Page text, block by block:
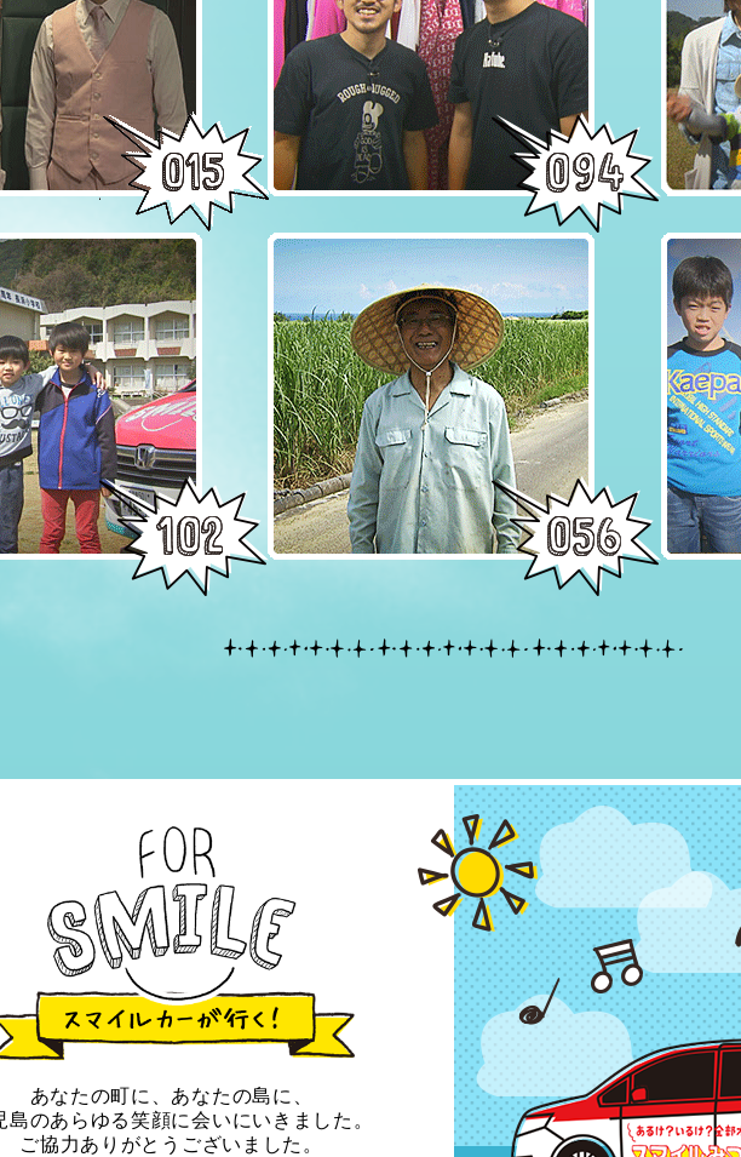
あなたの町に、あなたの島に、
島のあらゆる笑顔に会いにいきました。
ご協力ありがとうございました。